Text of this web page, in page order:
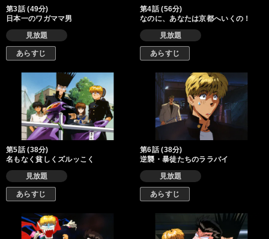
第3話 (49分)
日本一のワガママ男
見放題
あらすじ
第4話 (56分)
なのに、あなたは京都へいくの！
見放題
あらすじ
第5話 (38分)
名もなく貧しくズルッこく
見放題
あらすじ
第6話 (38分)
逆襲・暴徒たちのララバイ
見放題
あらすじ